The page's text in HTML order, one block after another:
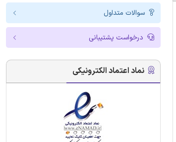
سوالات متداول
درخواست پشتیبانی
نماد اعتماد الکترونیکی